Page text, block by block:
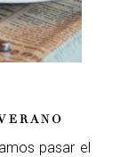
pasar el